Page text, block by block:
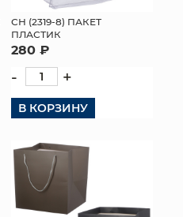
СН (2319-8) ПАКЕТ
ПЛАСТИК
280 ₽
- +
В КОРЗИНУ